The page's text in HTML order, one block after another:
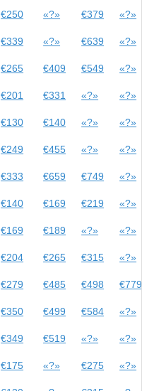
€250 «?» €379
«?»
€339 «?» €639
«?»
€265 €409 €549
«?»
€201 €331 «?»
«?»
€130 €140 «?»
«?»
€249 €455 «?»
«?»
€333 €659 €749
«?»
€140 €169 €219
«?»
€169 €189 «?»
«?»
€204 €265 €315
«?»
€279 €485 €498
€779
€350 €499 €584
«?»
€349 €519 «?»
«?»
€175 «?» €275
«?»